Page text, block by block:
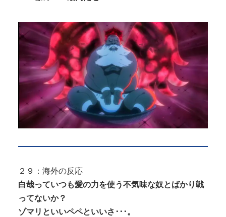
２９：海外の反応
白哉っていつも愛の力を使う不気味な奴とばかり戦
ってないか？
ゾマリといいペペといいさ･･･。